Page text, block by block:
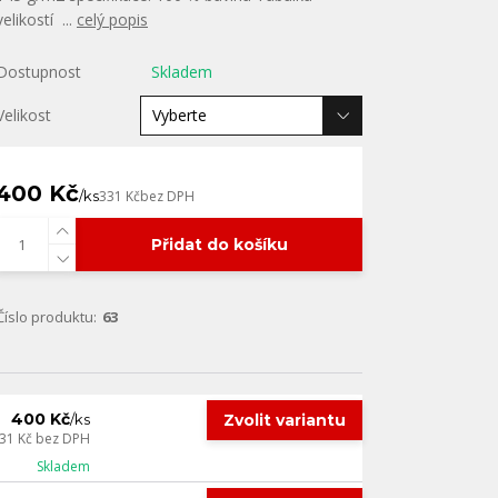
... celý popis
Skladem
Kč/ks331 Kčbez DPH
Přidat do košíku
produktu: 63
400 Kč/ks
Kč bez DPH
Skladem
Zvolit variantu